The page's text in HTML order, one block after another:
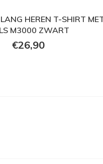
HEREN T-SHIRT
M3000 ZWART
€26,90